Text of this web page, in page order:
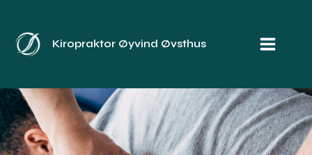
content
Kiropraktor Øyvind Øvsthus
Menu